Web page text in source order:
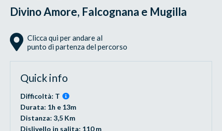
Divino Amore, Falcognana e Mugilla
Clicca qui per andare al
punto di partenza del percorso
Quick info
Difficoltà: T
Durata: 1h e 13m
Distanza: 3,5 Km
Dislivello in salita: 110 m